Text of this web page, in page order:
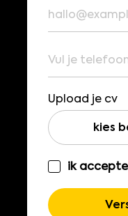
E-mailadres
Upload je cv
kies
ik